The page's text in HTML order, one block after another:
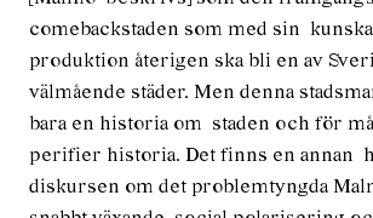
comebackstaden som med sin
produktion återigen ska bli en av
välmående städer. Men denna
bara en historia om staden och för
perifier historia. Det finns en annan
diskursen om det problemtyngda